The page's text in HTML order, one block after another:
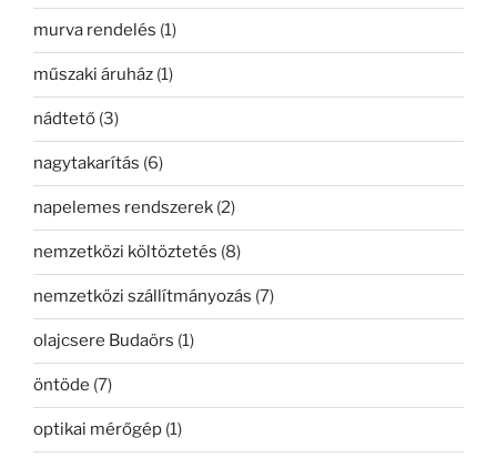
murva rendelés (1)
műszaki áruház (1)
nádtető (3)
nagytakarítás (6)
napelemes rendszerek (2)
nemzetközi költöztetés (8)
nemzetközi szállítmányozás (7)
olajcsere Budaörs (1)
öntöde (7)
optikai mérőgép (1)